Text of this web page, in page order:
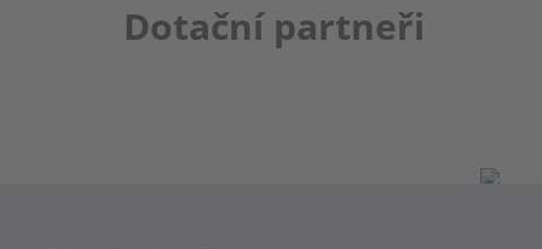
Dotační partneři